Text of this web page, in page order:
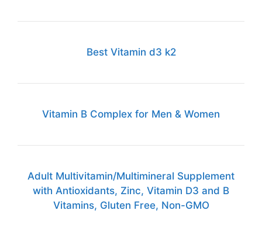
Best Vitamin d3 k2
Vitamin B Complex for Men & Women
Adult Multivitamin/Multimineral Supplement
with Antioxidants, Zinc, Vitamin D3 and B
Vitamins, Gluten Free, Non-GMO